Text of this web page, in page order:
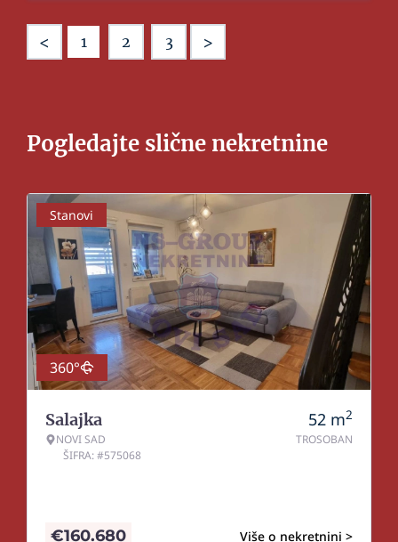
< 1 2 3 >
Pogledajte slične nekretnine
Stanovi
360°
Salajka
NOVI SAD
ŠIFRA: #575068
52 m2
TROSOBAN
Više o nekretnini >
€160.680